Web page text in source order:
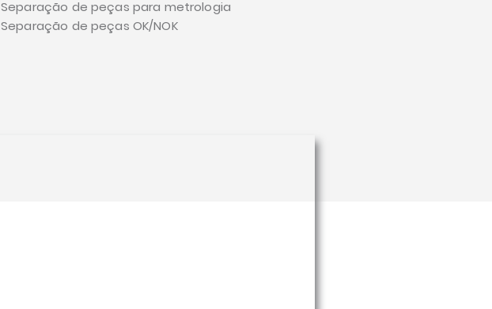
Separação de peças para metrologia
Separação de peças OK/NOK